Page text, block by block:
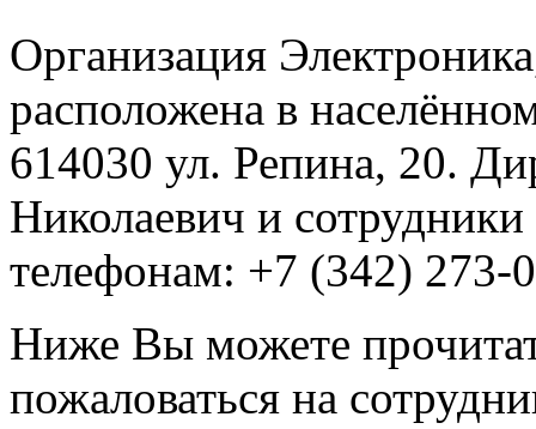
Организация
расположена в
614030 ул. Репина, 20.
Николаевич и
телефонам: +7 (342)
Ниже Вы можете
пожаловаться на